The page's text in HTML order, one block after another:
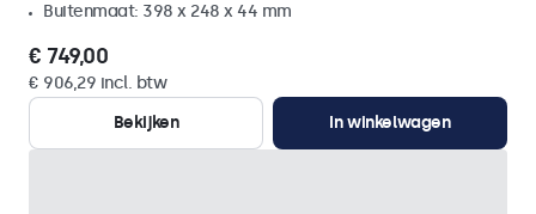
Buitenmaat: 398 x 248 x 44 mm
€ 749,00
€ 906,29 incl. btw
Bekijken
In winkelwagen